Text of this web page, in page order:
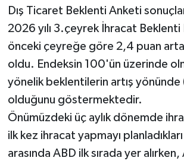
Dış Ticaret Beklenti Anketi
2026 yılı 3.çeyrek İhracat Beklenti
önceki çeyreğe göre 2,4 puan
oldu. Endeksin 100'ün üzerinde
yönelik beklentilerin artış yönünde
olduğunu göstermektedir.
Önümüzdeki üç aylık dönemde
ilk kez ihracat yapmayı
arasında ABD ilk sırada yer